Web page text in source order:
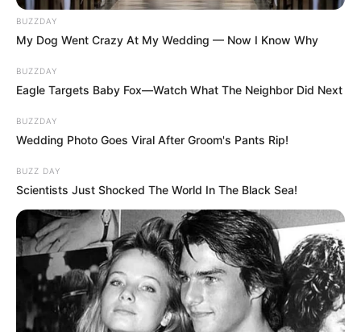
BUZZDAY
My Dog Went Crazy At My Wedding — Now I Know Why
BUZZDAY
Eagle Targets Baby Fox—Watch What The Neighbor Did Next
BUZZDAY
Wedding Photo Goes Viral After Groom's Pants Rip!
BUZZ DAY
Scientists Just Shocked The World In The Black Sea!